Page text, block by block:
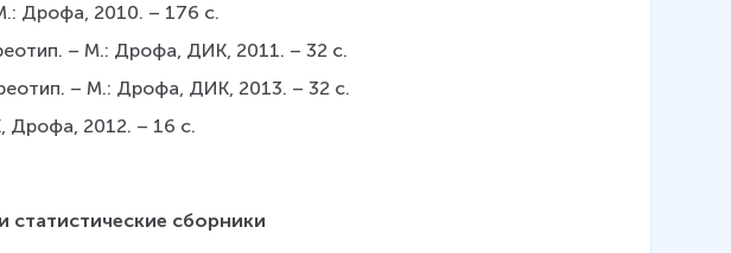
Дрофа, 2010. – 176 с.
– М.: Дрофа, ДИК, 2011. – 32 с.
– М.: Дрофа, ДИК, 2013. – 32 с.
Дрофа, 2012. – 16 с.
сборники